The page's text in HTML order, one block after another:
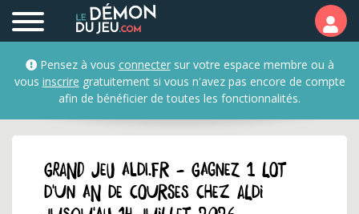
Pensez à vous connectersur votre espace membre ou à
vous inscrire gratuitement si vous n'avez pas encore de compte
afin de bénéficier de toutes les fonctionnalités.
GRAND JEU aldi.fr - Gagnez 1 lot
d'un an de courses chez Aldi